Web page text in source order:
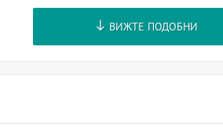
ВИЖТЕ ПОДОБНИ